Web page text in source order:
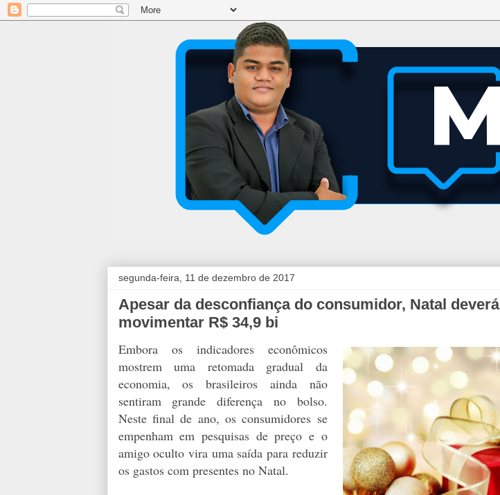
segunda-feira, 11 de dezembro de 2017
Apesar da desconfiança do consumidor, Natal deverá
movimentar R$ 34,9 bi
Embora os indicadores econômicos
mostrem uma retomada gradual da
economia, os brasileiros ainda não
sentiram grande diferença no bolso.
Neste final de ano, os consumidores se
empenham em pesquisas de preço e o
amigo oculto vira uma saída para reduzir
os gastos com presentes no Natal.